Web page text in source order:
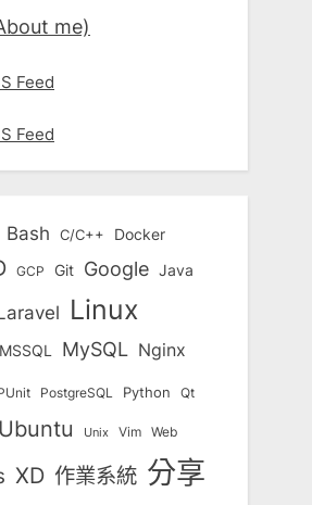
me)
Feed
Feed
Bash C/C++ Docker
GCP Git Google Java
Linux
MSSQL MySQL Nginx
PostgreSQL Python Qt
Ubuntu Unix Vim Web
XD 作業系統 分享